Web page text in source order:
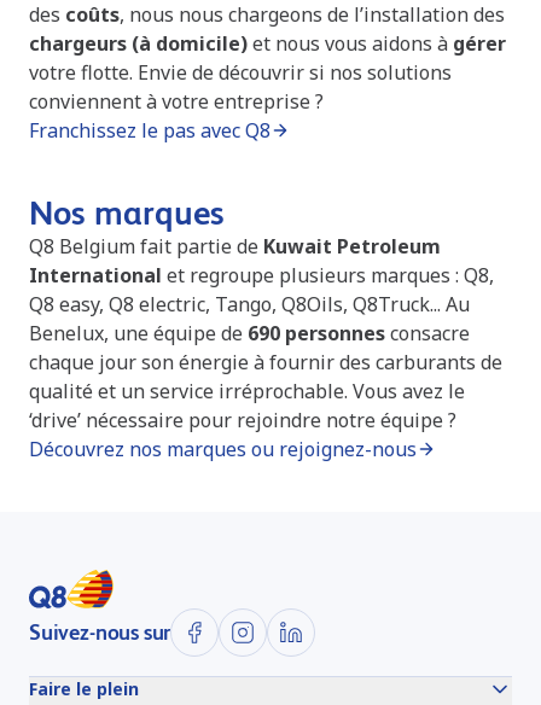
des coûts, nous nous chargeons de l’installation des
chargeurs (à domicile)et nous vous aidons à gérer
votre flotte. Envie de découvrir si nos solutions
conviennent à votre entreprise ?
Franchissez le pas avec Q8
Nos marques
Q8 Belgium fait partie de Kuwait Petroleum
International et regroupe plusieurs marques : Q8,
Q8 easy, Q8 electric, Tango, Q8Oils, Q8Truck... Au
Benelux, une équipe de 690 personnesconsacre
chaque jour son énergie à fournir des carburants de
qualité et un service irréprochable. Vous avez le
‘drive’ nécessaire pour rejoindre notre équipe ?
Découvrez nos marques ou rejoignez-nous
Suivez-nous sur
Faire le plein